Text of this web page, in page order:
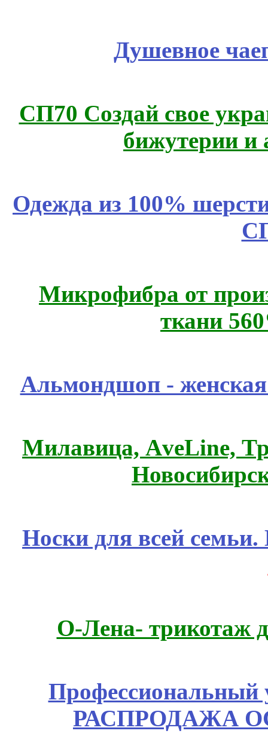
Душевное
СП70 Создай свое
бижутерии и
Одежда из 100%
Микрофибра от
ткани
Альмондшоп -
Милавица, АveLine,
Носки для всей
О-Лена- трикотаж
Профессиональный
РАСПРОДАЖА